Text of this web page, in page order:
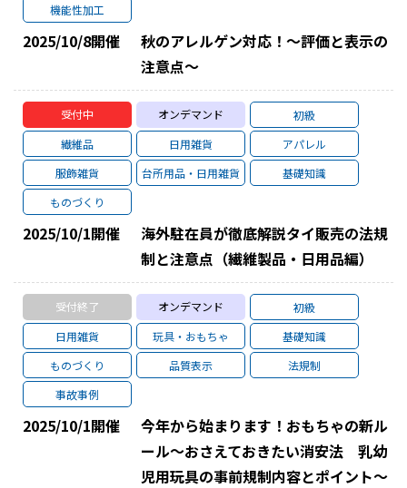
機能性加工
2025/10/8開催
秋のアレルゲン対応！～評価と表示の
注意点～
受付中 オンデマンド
初級
繊維品
日用雑貨
アパレル
服飾雑貨
台所用品・日用雑貨
基礎知識
ものづくり
2025/10/1開催
海外駐在員が徹底解説タイ販売の法規
制と注意点（繊維製品・日用品編）
受付終了 オンデマンド
初級
日用雑貨
玩具・おもちゃ
基礎知識
ものづくり
品質表示
法規制
事故事例
2025/10/1開催
今年から始まります！おもちゃの新ル
ール～おさえておきたい消安法 乳幼
児用玩具の事前規制内容とポイント～